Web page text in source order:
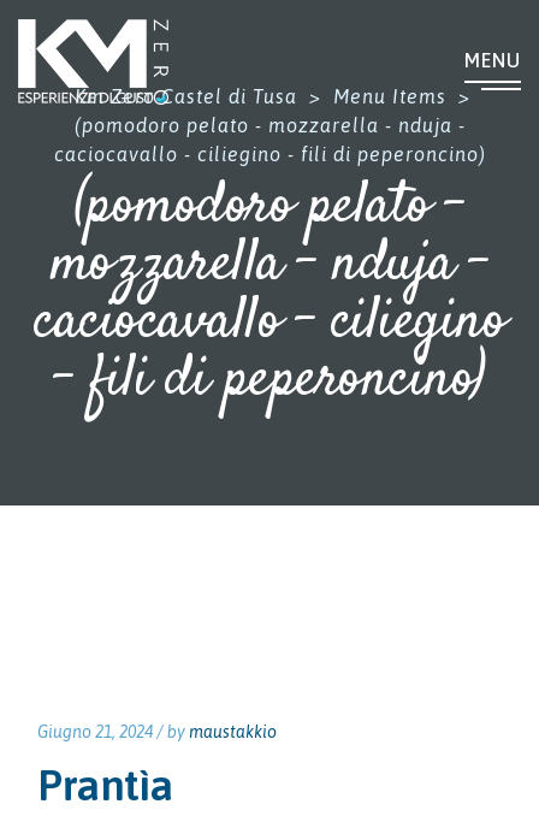
MENU
Km Zero Castel di Tusa
> Menu Items
>
(pomodoro pelato - mozzarella - nduja -
caciocavallo - ciliegino - fili di peperoncino)
(pomodoro pelato -
mozzarella - nduja -
caciocavallo - ciliegino
- fili di peperoncino)
Giugno 21, 2024 /by maustakkio
Prantìa